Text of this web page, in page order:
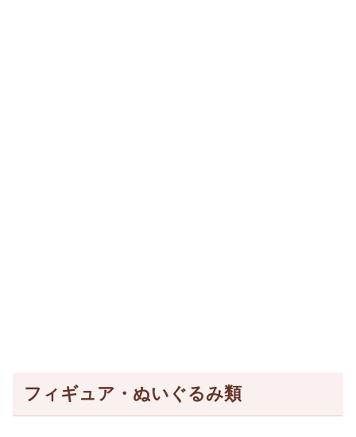
フィギュア・ぬいぐるみ類